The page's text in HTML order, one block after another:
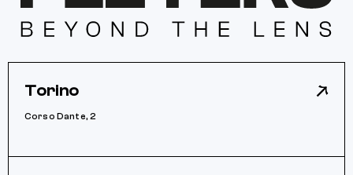
Torino
Corso Dante, 2